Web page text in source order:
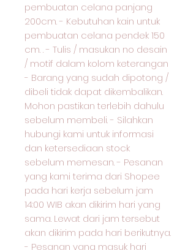
pembuatan celana panjang
200cm. - Kebutuhan kain untuk
pembuatan celana pendek 150
cm. . - Tulis / masukan no desain
/ motif dalam kolom keterangan
- Barang yang sudah dipotong /
dibeli tidak dapat dikembalikan.
Mohon pastikan terlebih dahulu
sebelum membeli. - Silahkan
hubungi kami untuk informasi
dan ketersediaan stock
sebelum memesan. - Pesanan
yang kami terima dari Shopee
pada hari kerja sebelum jam
14:00 WIB akan dikirim hari yang
sama. Lewat dari jam tersebut
akan dikirim pada hari berikutnya.
- Pesanan yang masuk hari